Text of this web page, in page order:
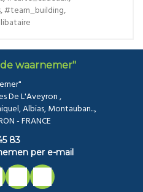
#team_building,
waarnemer"
De L'Aveyron ,
Albias, Montauban...,
- FRANCE
83
per e-mail